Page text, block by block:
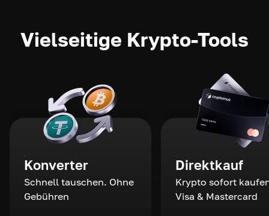
Vielseitige Krypto-Tools
Konverter
Schnell tauschen. Ohne
Gebühren
Direktkauf
Krypto sofort
Visa & Mastercard